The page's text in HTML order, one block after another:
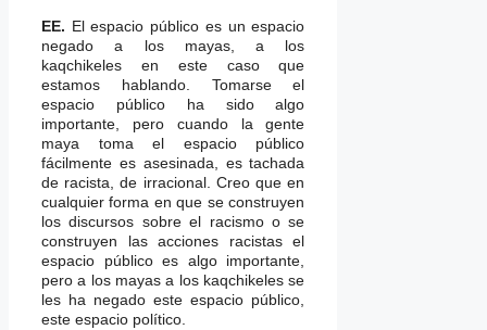
EE. El espacio público es un espacio
negado a los mayas, a los
kaqchikeles en este caso que
estamos hablando. Tomarse el
espacio público ha sido algo
importante, pero cuando la gente
maya toma el espacio público
fácilmente es asesinada, es tachada
de racista, de irracional. Creo que en
cualquier forma en que se construyen
los discursos sobre el racismo o se
construyen las acciones racistas el
espacio público es algo importante,
pero a los mayas a los kaqchikeles se
les ha negado este espacio público,
este espacio político.